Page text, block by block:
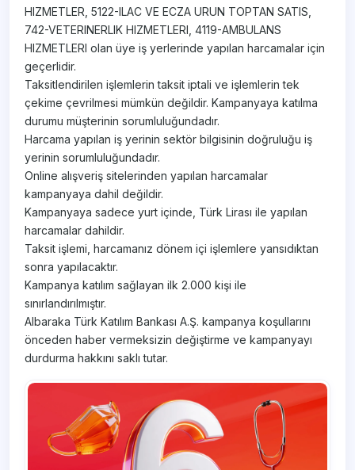
HIZMETLER, 5122-ILAC VE ECZA URUN TOPTAN SATIS,
742-VETERINERLIK HIZMETLERI, 4119-AMBULANS
HIZMETLERI olan üye iş yerlerinde yapılan harcamalar için
geçerlidir.
Taksitlendirilen işlemlerin taksit iptali ve işlemlerin tek
çekime çevrilmesi mümkün değildir. Kampanyaya katılma
durumu müşterinin sorumluluğundadır.
Harcama yapılan iş yerinin sektör bilgisinin doğruluğu iş
yerinin sorumluluğundadır.
Online alışveriş sitelerinden yapılan harcamalar
kampanyaya dahil değildir.
Kampanyaya sadece yurt içinde, Türk Lirası ile yapılan
harcamalar dahildir.
Taksit işlemi, harcamanız dönem içi işlemlere yansıdıktan
sonra yapılacaktır.
Kampanya katılım sağlayan ilk 2.000 kişi ile
sınırlandırılmıştır.
Albaraka Türk Katılım Bankası A.Ş. kampanya koşullarını
önceden haber vermeksizin değiştirme ve kampanyayı
durdurma hakkını saklı tutar.